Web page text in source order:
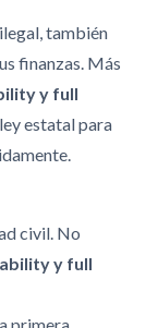
también
finanzas. Más
y full
estatal para
civil. No
y full